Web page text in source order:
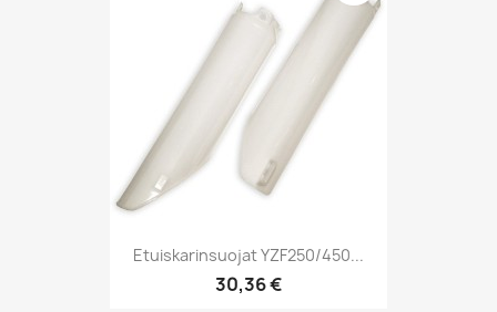
Etuiskarinsuojat YZF250/450...
30,36 €